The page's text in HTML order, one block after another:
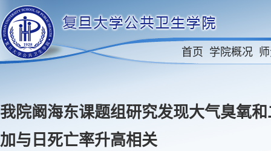
首页 学院概况
我院阚海东课题组研究发现大气臭氧
加与日死亡率升高相关